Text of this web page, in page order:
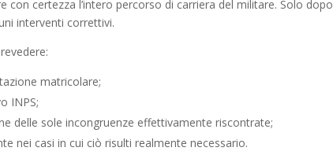
con certezza l’intero percorso di carriera del militare. Solo
interventi correttivi.
matricolare;
INPS;
delle sole incongruenze effettivamente riscontrate;
nei casi in cui ciò risulti realmente necessario.